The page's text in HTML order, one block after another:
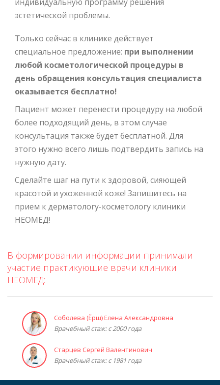
эстетической проблемы.
Только сейчас в клинике действует
специальное предложение: при выполнении
любой косметологической процедуры в
день обращения консультация специалиста
оказывается бесплатно!
Пациент может перенести процедуру на любой
более подходящий день, в этом случае
консультация также будет бесплатной. Для
этого нужно всего лишь подтвердить запись на
нужную дату.
Сделайте шаг на пути к здоровой, сияющей
красотой и ухоженной коже! Запишитесь на
прием к дерматологу-косметологу клиники
НЕОМЕД!
В формировании информации принимали
участие практикующие врачи клиники
НЕОМЕД:
Соболева (Ёрш) Елена Александровна
Врачебный стаж: с 2000 года
Старцев Сергей Валентинович
Врачебный стаж: с 1981 года